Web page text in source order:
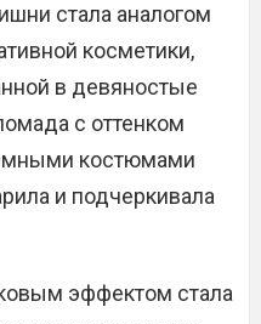
стала аналогом
косметики,
в девяностые
с оттенком
костюмами
и подчеркивала
эффектом стала